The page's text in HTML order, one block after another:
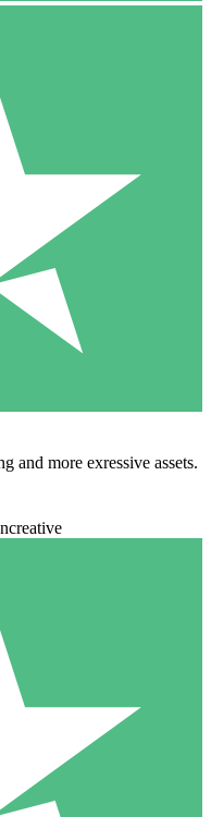
and more exressive assets.